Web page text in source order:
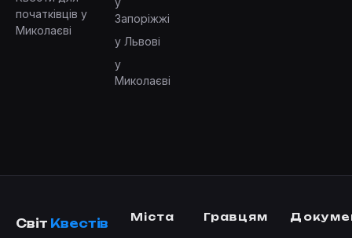
початківців у
Миколаєві
Запоріжжі
у Львові
у
Миколаєві
Світ Квестів Міста Гравцям